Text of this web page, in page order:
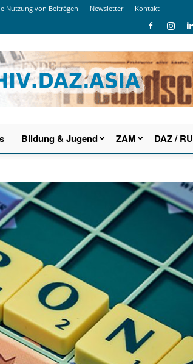
Nutzung von Beiträgen Newsletter Kontakt
Bildung & Jugend ZAM DAZ / RU